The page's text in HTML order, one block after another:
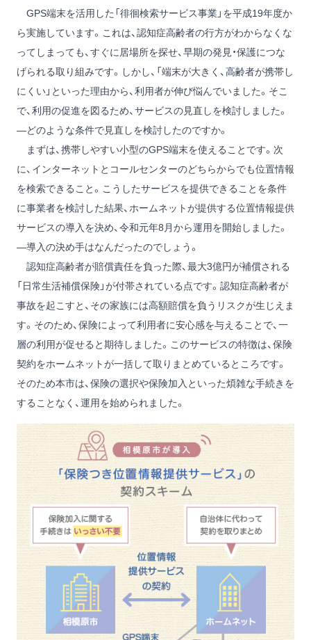
GPS端末を活用した「徘徊検索サービス事業」を平成19年度か
ら実施しています。これは、認知症高齢者の行方がわからなくな
ってしまっても、すぐに居場所を探せ、早期の発見・保護につな
げられる取り組みです。しかし、「端末が大きく、高齢者が携帯し
にくい」といった理由から、利用者が伸び悩んでいました。そこ
で、利用の促進を図るため、サービスの見直しを検討しました。
―どのような条件で見直しを検討したのですか。
まずは、携帯しやすい小型のGPS端末を使えることです。次
に、インターネットとコールセンターのどちらからでも位置情報
を検索できること。こうしたサービスを提供できることを条件
に事業者を検討した結果、ホームネットが提供する位置情報提供
サービスの導入を決め、令和元年8月から運用を開始しました。
―導入の決め手はなんだったのでしょう。
認知症高齢者が賠償責任を負った際、最大3億円が補償される
「日常生活補償保険」が付帯されている点です。認知症高齢者が
事故を起こすと、その家族には高額賠償を負うリスクが生じえま
す。そのため、保険によって利用者に安心感を与えることで、一
層の利用が促せると期待しました。このサービスの特徴は、保険
契約をホームネットが一括して取りまとめているところです。
そのため本市は、保険の選択や保険加入といった煩雑な手続きを
することなく、運用を始められました。